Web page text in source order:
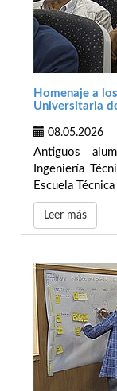
Homenaje a
Universitaria
08.05.2026
Antiguos
Ingeniería
Escuela
Leer más